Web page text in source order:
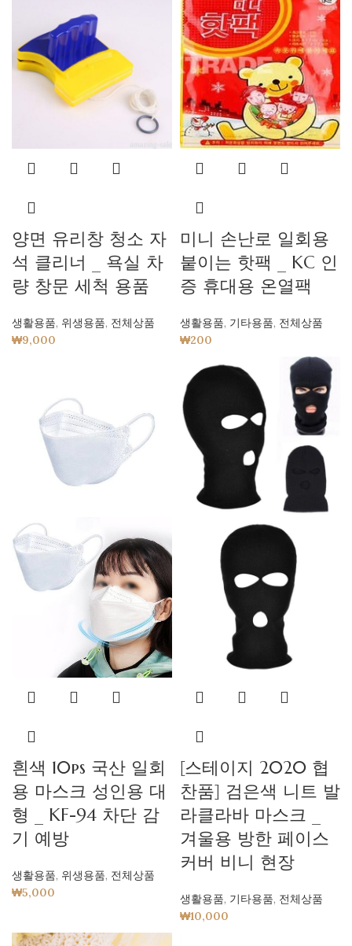
양면 유리창 청소 자
석 클리너 _ 욕실 차
량 창문 세척 용품
생활용품, 위생용품, 전체상품
₩9,000
미니 손난로 일회용
붙이는 핫팩 _ KC 인
증 휴대용 온열팩
생활용품, 기타용품, 전체상품
₩200
흰색 10ps 국산 일회
용 마스크 성인용 대
형 _ KF-94 차단 감
기 예방
생활용품, 위생용품, 전체상품
₩5,000
[스테이지 2020 협
찬품] 검은색 니트 발
라클라바 마스크 _
겨울용 방한 페이스
커버 비니 현장
생활용품, 기타용품, 전체상품
₩10,000